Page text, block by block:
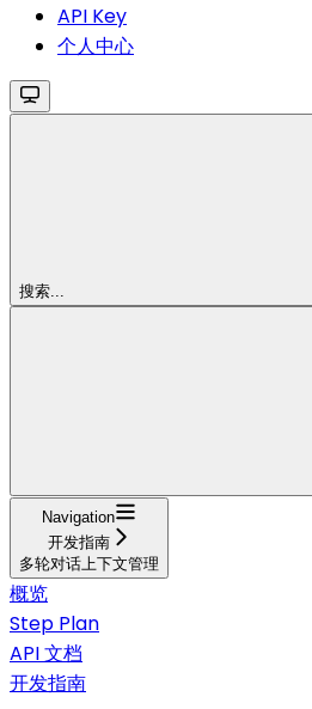
API Key
个人中心
搜索...
Navigation
开发指南
多轮对话上下文管理
概览
Step Plan
API 文档
开发指南